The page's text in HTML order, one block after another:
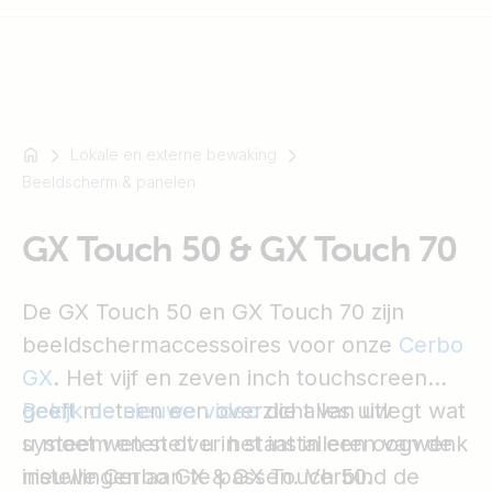
Bijvoorbeeld
SmartSolar
SmartShunt
Lokale en externe bewaking
Beeldscherm & panelen
GX Touch 50 & GX Touch 70
De GX Touch 50 en GX Touch 70 zijn
beeldschermaccessoires voor onze Cerbo
GX. Het vijf en zeven inch touchscreen
geeft meteen een overzicht van uw
systeem en stelt u in staat in een oogwenk
instellingen aan te passen. Verbind de
Bekijk de nieuwe videodie alles uitlegt wat
u moet weten over het installeren van de
nieuwe Cerbo GX & GX Touch 50.